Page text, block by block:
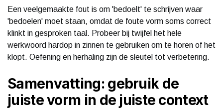
Een veelgemaakte fout is om 'bedoelt' te schrijven waar
'bedoelen' moet staan, omdat de foute vorm soms correct
klinkt in gesproken taal. Probeer bij twijfel het hele
werkwoord hardop in zinnen te gebruiken om te horen of het
klopt. Oefening en herhaling zijn de sleutel tot verbetering.
Samenvatting: gebruik de
juiste vorm in de juiste context